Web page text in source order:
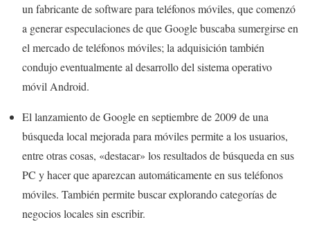
un fabricante de software para teléfonos móviles, que comenzó
a generar especulaciones de que Google buscaba sumergirse en
el mercado de teléfonos móviles; la adquisición también
condujo eventualmente al desarrollo del sistema operativo
móvil Android.
El lanzamiento de Google en septiembre de 2009 de una
búsqueda local mejorada para móviles permite a los usuarios,
entre otras cosas, «destacar» los resultados de búsqueda en sus
PC y hacer que aparezcan automáticamente en sus teléfonos
móviles. También permite buscar explorando categorías de
negocios locales sin escribir.